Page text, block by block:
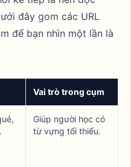
đây gom các URL
để bạn nhìn một lần là
Vai trò trong cụm
,
.
Giúp người học có
từ vựng tối thiểu.